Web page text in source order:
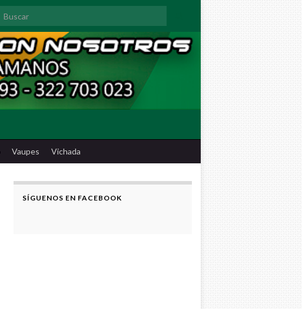
Search for:
Vaupes Vichada
SÍGUENOS EN FACEBOOK